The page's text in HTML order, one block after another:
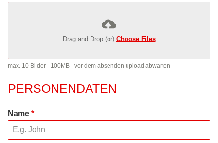
Drag and Drop (or) Choose Files
max. 10 Bilder - 100MB - vor dem absenden upload abwarten
PERSONENDATEN
Name *